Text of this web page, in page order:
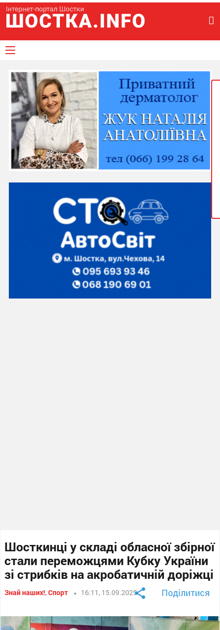
Шосткинці у складі обласної збірної
стали переможцями Кубку України
зі стрибків на акробатичній доріжці
Знай наших!,Спорт 16:11, 15.09.2025 Поділитися